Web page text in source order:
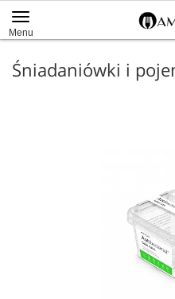
Menu
Śniadaniówki i